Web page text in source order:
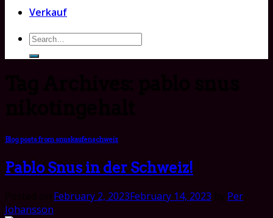
Verkauf
Search
for:
Blog posts from snuskaufenschweiz
Pablo Snus in der Schweiz!
February 2, 2023February 14, 2023
Per
Johansson